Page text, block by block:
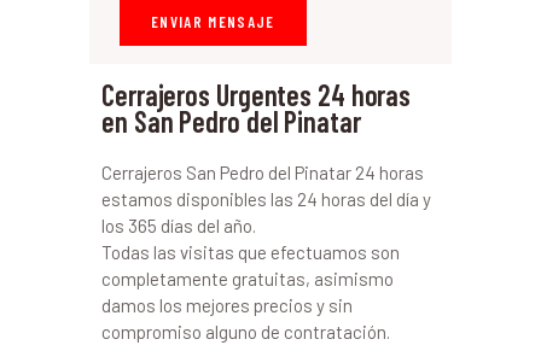
Cerrajeros Urgentes 24 horas
en San Pedro del Pinatar
Cerrajeros San Pedro del Pinatar 24 horas
estamos disponibles las 24 horas del día y
los 365 días del año.
Todas las visitas que efectuamos son
completamente gratuitas, asimismo
damos los mejores precios y sin
compromiso alguno de contratación.